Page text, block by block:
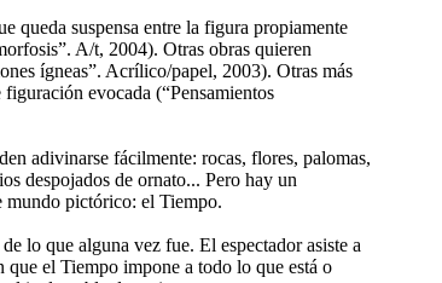
queda suspensa entre la figura propiamente
A/t, 2004). Otras obras quieren
ígneas”. Acrílico/papel, 2003). Otras más
evocada (“Pensamientos
adivinarse fácilmente: rocas, flores, palomas,
despojados de ornato... Pero hay un
mundo pictórico: el Tiempo.
lo que alguna vez fue. El espectador asiste a
el Tiempo impone a todo lo que está o